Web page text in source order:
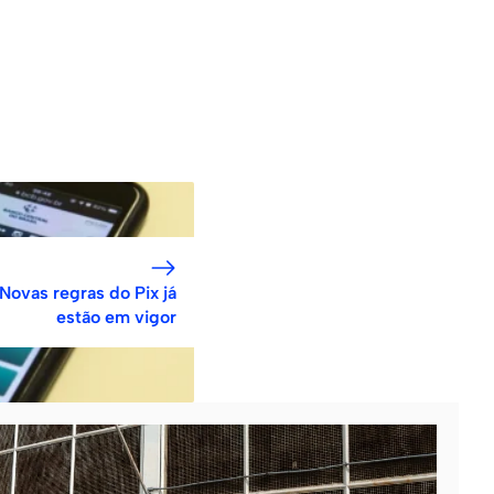
Novas regras do Pix já
estão em vigor